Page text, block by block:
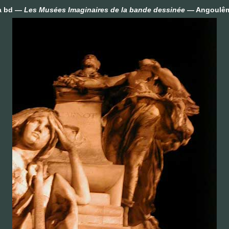
bd — Les Musées Imaginaires de la bande dessinée—